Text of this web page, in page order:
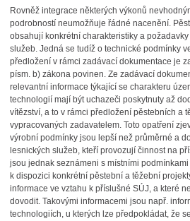
Rovněž integrace některých výkonů
podrobností neumožňuje řádné nacenění.
obsahují konkrétní charakteristiky a
služeb. Jedná se tudíž o technické podmínky
předložení v rámci zadávací dokumentace je
písm. b) zákona povinen. Ze zadávací
relevantní informace týkající se charakteru
technologií mají být uchazeči poskytnuty až
vítězství, a to v rámci předložení pěstebních a
vypracovaných zadavatelem. Toto opatření
výrobní podmínky jsou lepší než průměrné a
lesnických služeb, kteří provozují činnost na
jsou jednak seznámeni s místními
k dispozici konkrétní pěstební a těžební
informace ve vztahu k příslušné SÚJ, a které
dovodit. Takovými informacemi jsou např.
technologiích, u kterých lze předpokládat, že